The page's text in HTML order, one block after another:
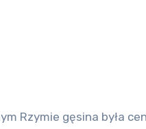
Rzymie gęsina była